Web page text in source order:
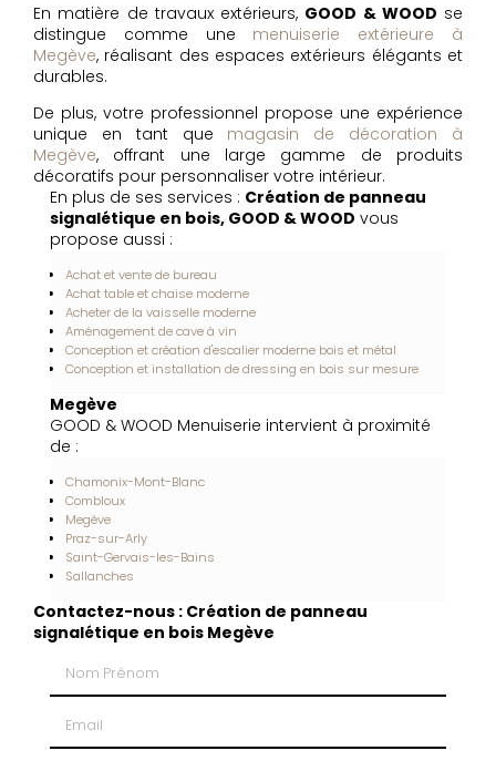
En matière de travaux extérieurs, GOOD & WOOD se
distingue comme une menuiserie extérieure à
Megève, réalisant des espaces extérieurs élégants et
durables.
De plus, votre professionnel propose une expérience
unique en tant que magasin de décoration à
Megève, offrant une large gamme de produits
décoratifs pour personnaliser votre intérieur.
En plus de ses services : Création de panneau
signalétique en bois, GOOD & WOOD vous
propose aussi :
Achat et vente de bureau
Achat table et chaise moderne
Acheter de la vaisselle moderne
Aménagement de cave à vin
Conception et création d'escalier moderne bois et métal
Conception et installation de dressing en bois sur mesure
Megève
GOOD & WOOD Menuiserie intervient à proximité
de :
Chamonix-Mont-Blanc
Combloux
Megève
Praz-sur-Arly
Saint-Gervais-les-Bains
Sallanches
Contactez-nous : Création de panneau
signalétique en bois Megève